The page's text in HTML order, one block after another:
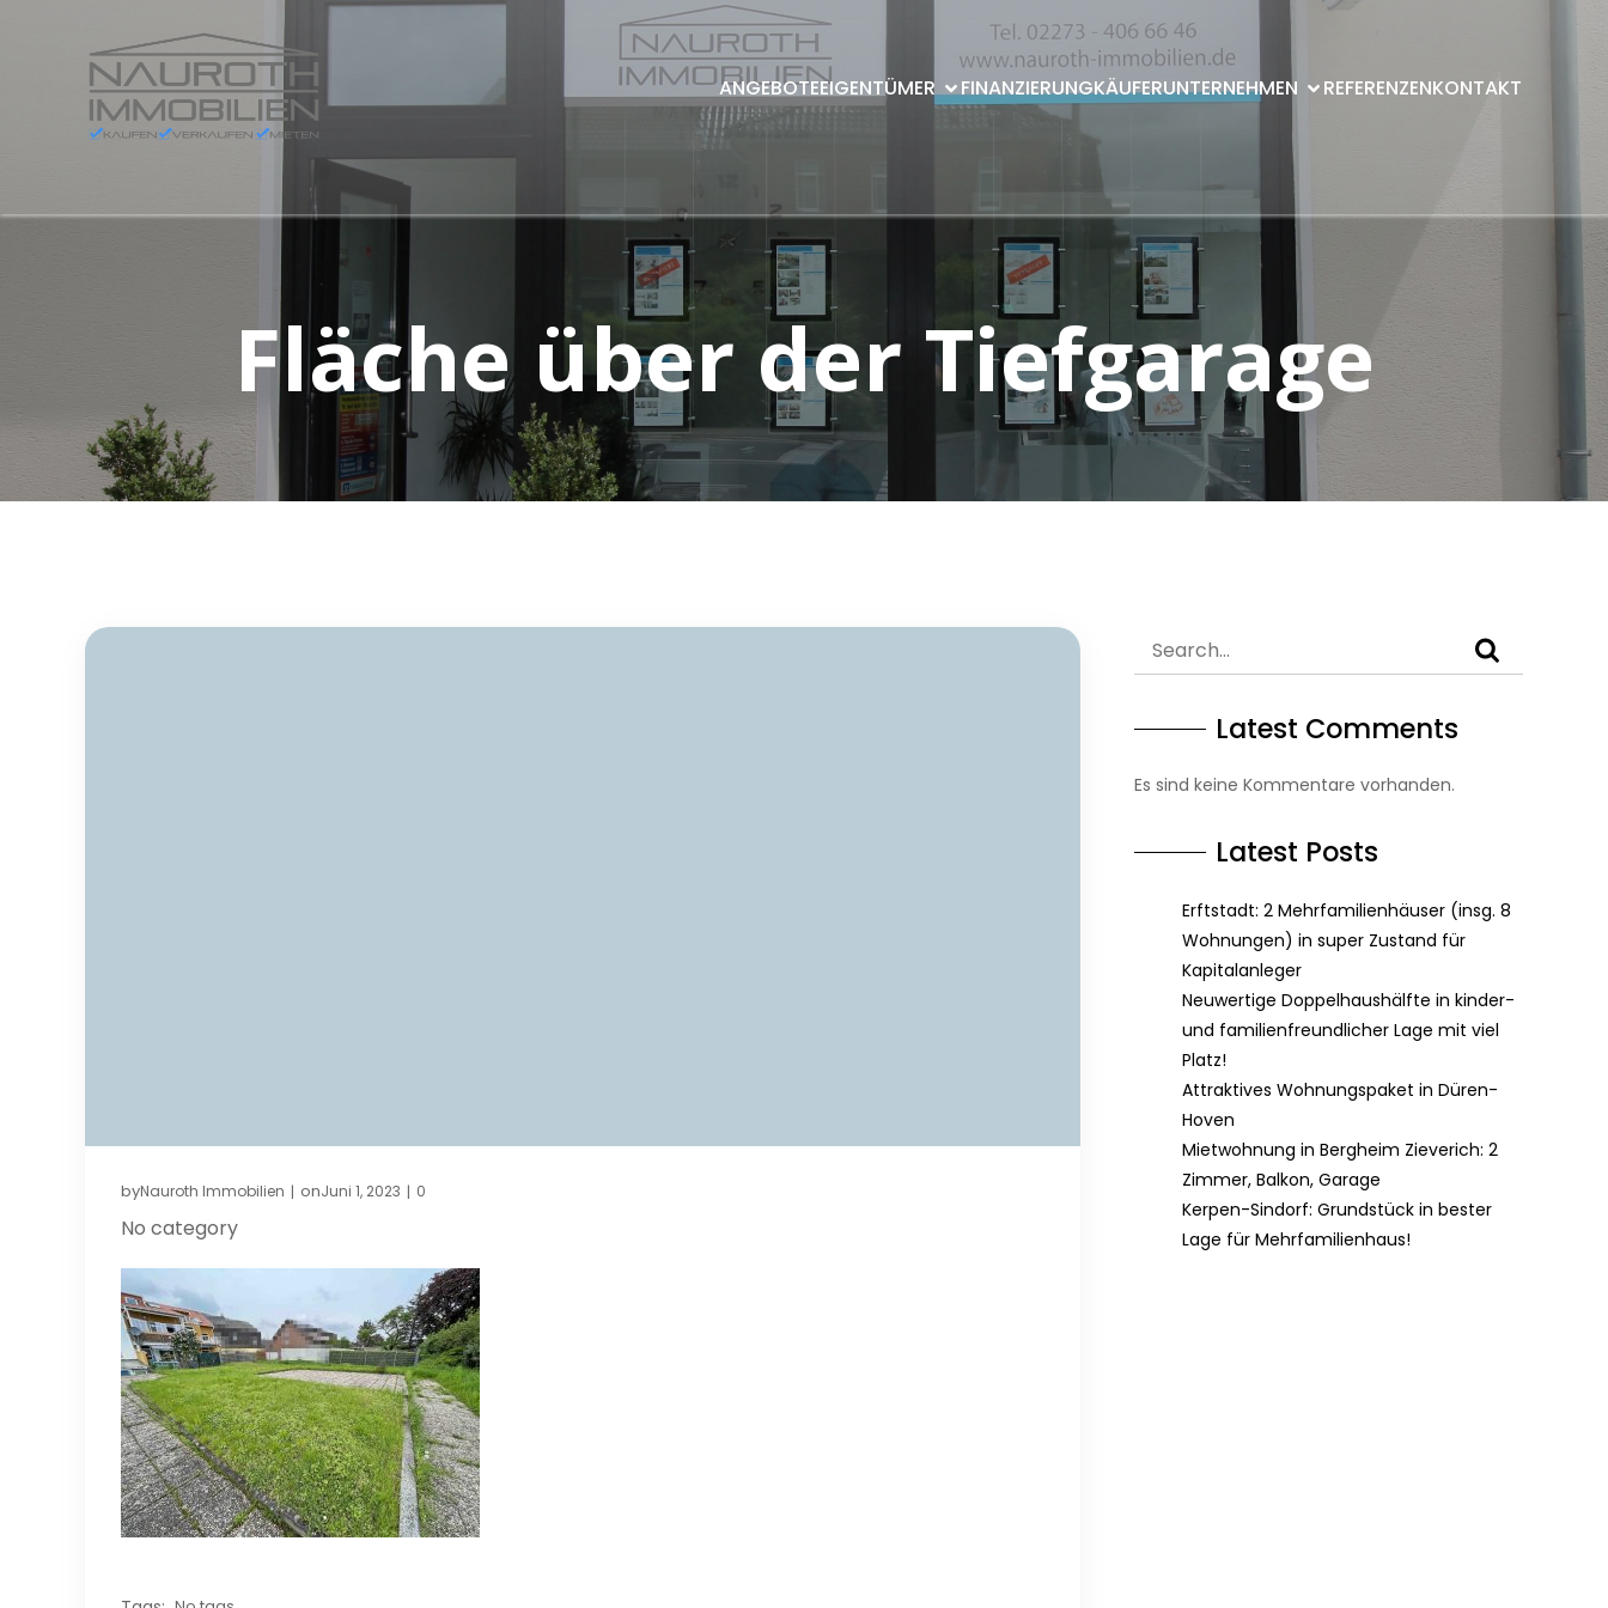
ANGEBOTEEIGENTÜMER FINANZIERUNGKÄUFERUNTERNEHMEN REFERENZENKONTAKT
Fläche über der Tiefgarage
byNauroth Immobilien | onJuni 1, 2023 | 0
No category
Latest Comments
Es sind keine Kommentare vorhanden.
Latest Posts
Erftstadt: 2 Mehrfamilienhäuser (insg. 8
Wohnungen) in super Zustand für
Kapitalanleger
Neuwertige Doppelhaushälfte in kinder-
und familienfreundlicher Lage mit viel
Platz!
Attraktives Wohnungspaket in Düren-
Hoven
Mietwohnung in Bergheim Zieverich: 2
Zimmer, Balkon, Garage
Kerpen-Sindorf: Grundstück in bester
Lage für Mehrfamilienhaus!